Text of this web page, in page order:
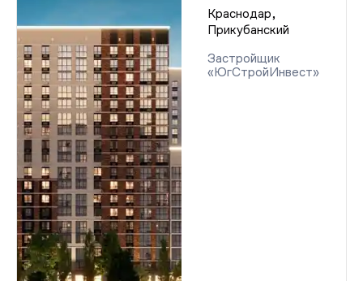
Краснодар,
Прикубанский
Застройщик
«ЮгСтройИнвест»